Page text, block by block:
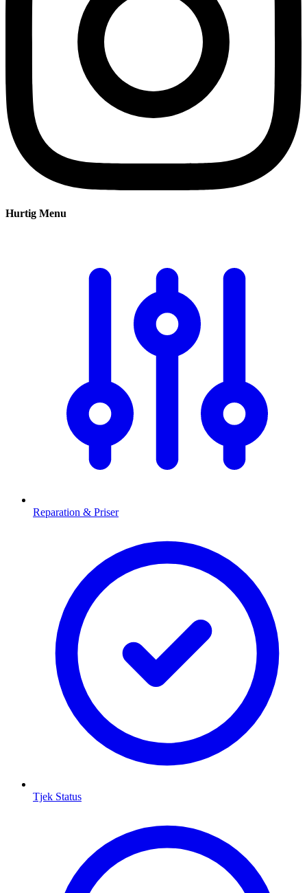
Hurtig Menu
Reparation & Priser
Tjek Status